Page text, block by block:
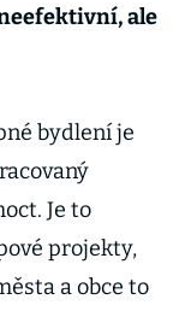
ale
bydlení je
Je to
projekty,
a obce to